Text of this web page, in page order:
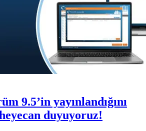
9.5’in yayınlandığını
duyuyoruz!